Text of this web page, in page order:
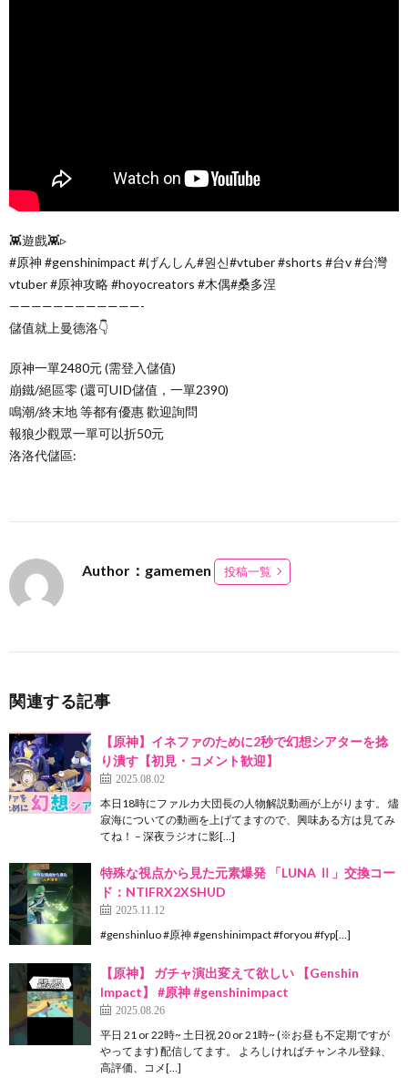
👾遊戲👾▹
#原神 #genshinimpact #げんしん#원신#vtuber #shorts #台v #台灣
vtuber #原神攻略 #hoyocreators #木偶#桑多涅
————————————-
儲值就上曼德洛👇
原神一單2480元 (需登入儲值)
崩鐵/絕區零 (還可UID儲值，一單2390)
鳴潮/終末地 等都有優惠 歡迎詢問
報狼少觀眾一單可以折50元
洛洛代儲區:
Author：gamemen 投稿一覧
関連する記事
【原神】イネファのために2秒で幻想シアターを捻
り潰す【初見・コメント歓迎】
2025.08.02
本日18時にファルカ大団長の人物解説動画が上がります。 燼
寂海についての動画を上げてますので、興味ある方は見てみ
てね！ – 深夜ラジオに影[…]
特殊な視点から見た元素爆発 「LUNA Ⅱ」交換コー
ド：NTIFRX2XSHUD
2025.11.12
#genshinluo #原神 #genshinimpact #foryou #fyp[…]
【原神】 ガチャ演出変えて欲しい 【Genshin
Impact】 #原神 #genshinimpact
2025.08.26
平日 21 or 22時~ 土日祝 20 or 21時~ (※お昼も不定期ですが
やってます) 配信してます。 よろしければチャンネル登録、
高評価、コメ[…]